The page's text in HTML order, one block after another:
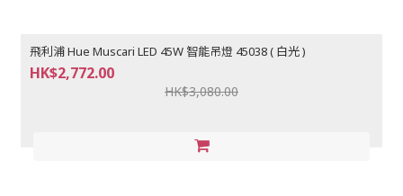
飛利浦 Hue Muscari LED 45W 智能吊燈 45038 ( 白光 )
HK$2,772.00
HK$3,080.00